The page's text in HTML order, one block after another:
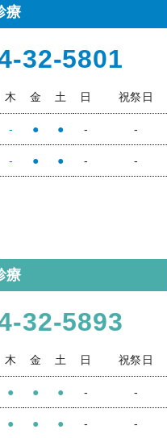
療
32-5801
木 金 土 日 祝祭日
- ● ● - -
- ● ● - -
療
32-5893
木 金 土 日 祝祭日
● ● ● - -
● ● ● - -